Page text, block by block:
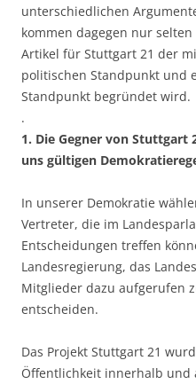
unterschiedlichen
kommen dagegen nur
Artikel für Stuttgart 21 der
politischen Standpunkt und
Standpunkt begründet wird.
.
1. Die Gegner von Stuttgart
uns gültigen
In unserer Demokratie
Vertreter, die im
Entscheidungen treffen
Landesregierung, das
Mitglieder dazu aufgerufen
entscheiden.
Das Projekt Stuttgart 21
Öffentlichkeit innerhalb und